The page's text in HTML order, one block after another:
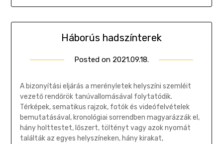
Háborús hadszínterek
Posted on 2021.09.18.
Géza
A bizonyítási eljárás a merényletek helyszíni szemléit
vezető rendőrök tanúvallomásával folytatódik.
Térképek, sematikus rajzok, fotók és videófelvételek
bemutatásával, kronológiai sorrendben magyarázzák el,
hány holttestet, lőszert, töltényt vagy azok nyomát
találták az egyes helyszíneken, hány kirakat,